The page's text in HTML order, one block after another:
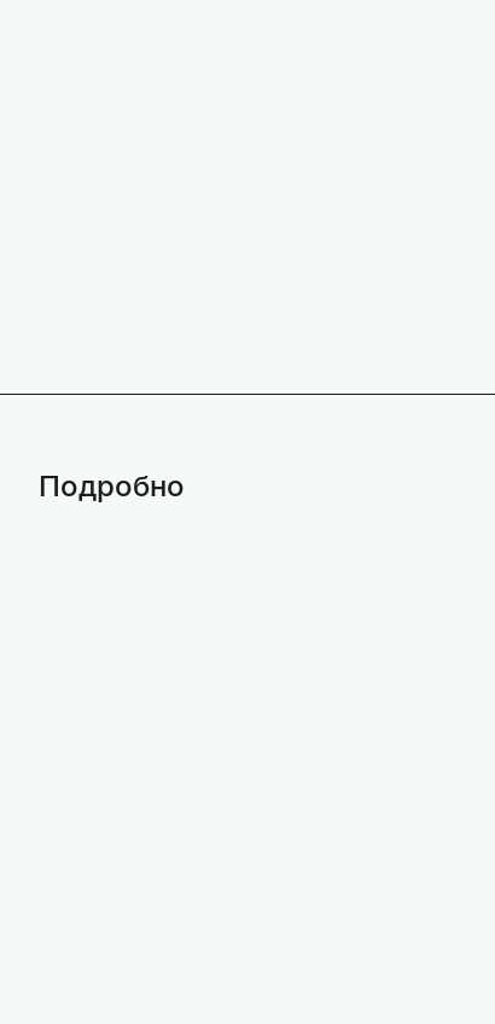
Подробно